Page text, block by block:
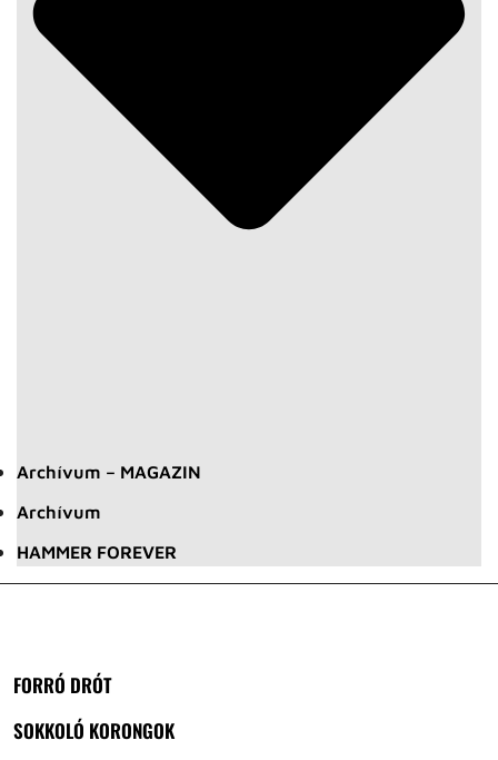
Archívum – MAGAZIN
Archívum
HAMMER FOREVER
FORRÓ DRÓT
SOKKOLÓ KORONGOK